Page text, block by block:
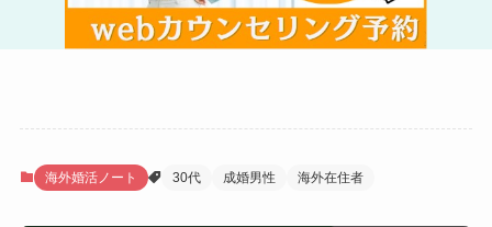
海外婚活ノート 30代 成婚男性 海外在住者